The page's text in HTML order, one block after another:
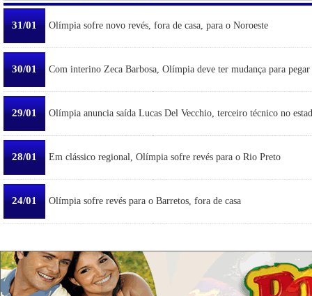
31/01 Olímpia sofre novo revés, fora de casa, para o Noroeste
30/01 Com interino Zeca Barbosa, Olímpia deve ter mudança para pegar
29/01 Olímpia anuncia saída Lucas Del Vecchio, terceiro técnico no
28/01 Em clássico regional, Olímpia sofre revés para o Rio Preto
24/01 Olímpia sofre revés para o Barretos, fora de casa